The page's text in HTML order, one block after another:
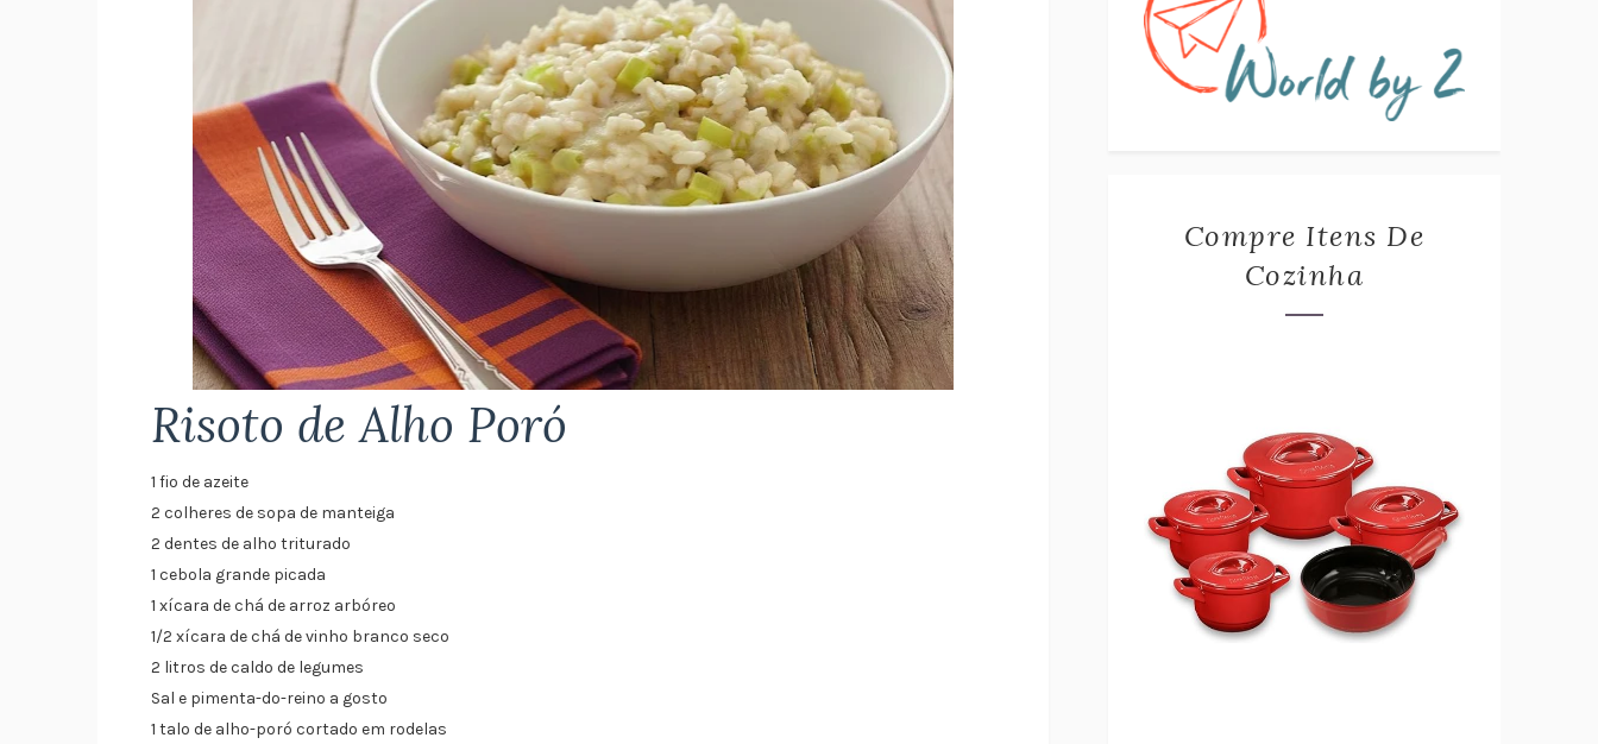
Risoto de Alho Poró
1 fio de azeite
2 colheres de sopa de manteiga
2 dentes de alho triturado
1 cebola grande picada
1 xícara de chá de arroz arbóreo
1/2 xícara de chá de vinho branco seco
2 litros de caldo de legumes
Sal e pimenta-do-reino a gosto
1 talo de alho-poró cortado em rodelas
Compre Itens De
Cozinha